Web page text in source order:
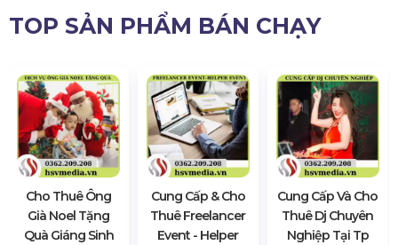
TOP SẢN PHẨM BÁN CHẠY
Cho Thuê Ông
Già Noel Tặng
Quà Giáng Sinh
Cung Cấp & Cho
Thuê Freelancer
Event - Helper
Cung Cấp Và Cho
Thuê Dj Chuyên
Nghiệp Tại Tp